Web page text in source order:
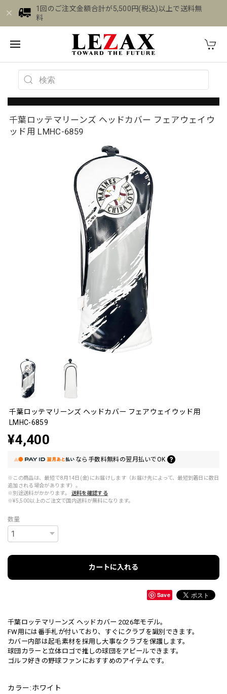
1回のご注文金額合計が5,500円(税込)以上で送料無
料
千葉ロッテマリーンズ ヘッドカバー フェアウェイウ
ッド用 LMHC-6859
千葉ロッテマリーンズ ヘッドカバー フェアウェイウッド用
LMHC-6859
¥4,400
なら 手数料無料の翌月払いでOK
※この商品は、最短で8月14日(金)にお届けします（お届け先によって、最短到着日に数日
追加される場合があります）。
※別途送料がかかります。
送料を確認する
※¥5,500以上のご注文で国内送料が無料になります。
数量
カートに入れる
Save
千葉ロッテマリーンズ ヘッドカバー 2026年モデル。
FW用には番手札が付いており、すぐにクラブを識別できます。
カバー内部は起毛素材を採用し大事なクラブを保護します。
球団カラーと立体ロゴで推しの球団をアピールできます。
ゴルフ好きの野球ファンにおすすめのアイテムです。
カラー:ホワイト